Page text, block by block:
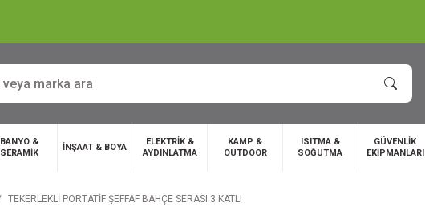
BANYO &
SERAMİK
İNŞAAT & BOYA
ELEKTRİK &
AYDINLATMA
KAMP &
OUTDOOR
ISITMA &
SOĞUTMA
GÜVENLİK
EKİPMANLARI
TEKERLEKLİ PORTATİF ŞEFFAF BAHÇE SERASI 3 KATLI